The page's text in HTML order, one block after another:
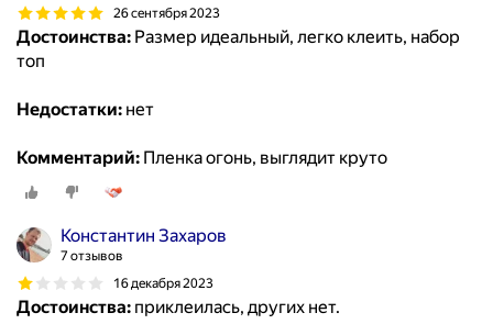
26 сентября 2023
Достоинства: Размер идеальный, легко клеить, набор
топ
Недостатки: нет
Комментарий: Пленка огонь, выглядит круто
Константин Захаров
7 отзывов
16 декабря 2023
Достоинства: приклеилась, других нет.